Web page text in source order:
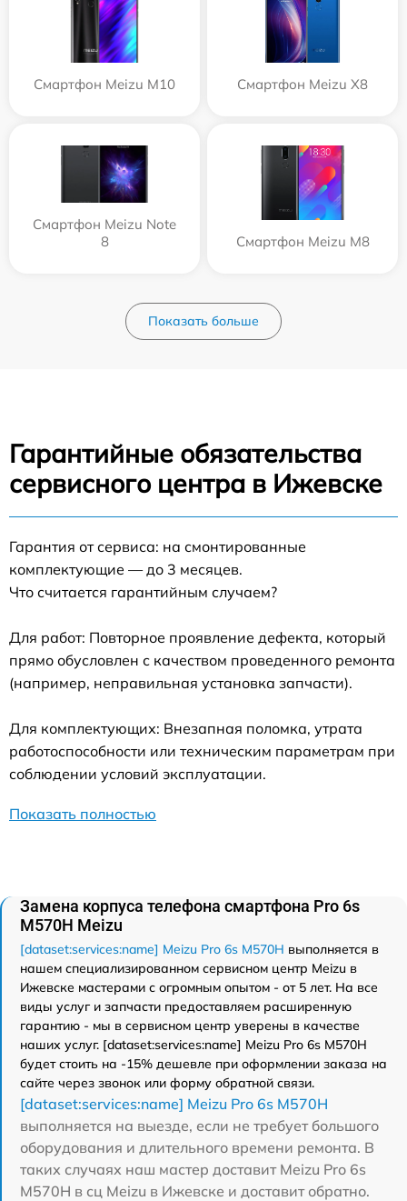
Смартфон Meizu M10 Смартфон Meizu X8
Смартфон Meizu Note
8
Смартфон Meizu M8
Показать больше
Гарантийные обязательства
сервисного центра в Ижевске
Гарантия от сервиса: на смонтированные
комплектующие — до 3 месяцев.
Что считается гарантийным случаем?
Для работ: Повторное проявление дефекта, который
прямо обусловлен с качеством проведенного ремонта
(например, неправильная установка запчасти).
Для комплектующих: Внезапная поломка, утрата
работоспособности или техническим параметрам при
соблюдении условий эксплуатации.
Показать полностью
Замена корпуса телефона смартфона Pro 6s
M570H Meizu
[dataset:services:name] Meizu Pro 6s M570H выполняется в
нашем специализированном сервисном центр Meizu в
Ижевске мастерами с огромным опытом - от 5 лет. На все
виды услуг и запчасти предоставляем расширенную
гарантию - мы в сервисном центр уверены в качестве
наших услуг. [dataset:services:name] Meizu Pro 6s M570H
будет стоить на -15% дешевле при оформлении заказа на
сайте через звонок или форму обратной связи.
[dataset:services:name] Meizu Pro 6s M570H
выполняется на выезде, если не требует большого
оборудования и длительного времени ремонта. В
таких случаях наш мастер доставит Meizu Pro 6s
M570H в сц Meizu в Ижевске и доставит обратно.